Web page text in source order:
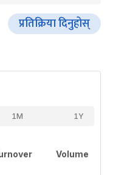
प्रतिक्रिया दिनुहोस्